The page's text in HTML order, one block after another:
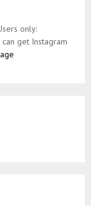
only:
get Instagram